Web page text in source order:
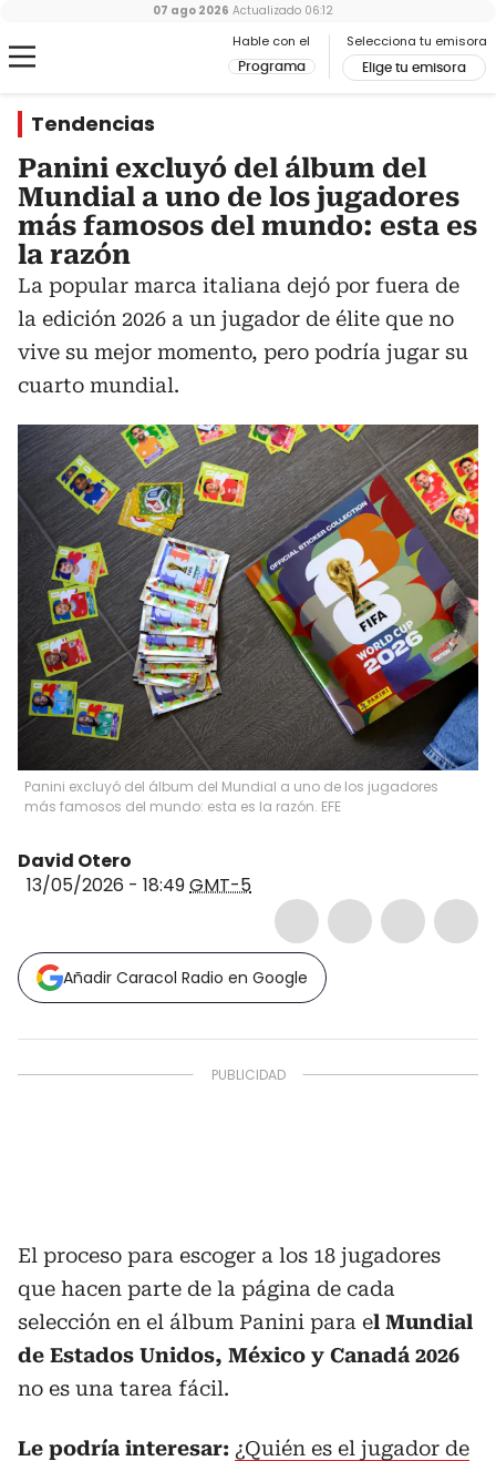
Hable con el
Programa
Selecciona tu emisora
Elige tu emisora
07 ago 2026 Actualizado 06:12
Tendencias
Panini excluyó del álbum del
Mundial a uno de los jugadores
más famosos del mundo: esta es
la razón
La popular marca italiana dejó por fuera de
la edición 2026 a un jugador de élite que no
vive su mejor momento, pero podría jugar su
cuarto mundial.
Panini excluyó del álbum del Mundial a uno de los jugadores
más famosos del mundo: esta es la razón. EFE
David Otero
13/05/2026 - 18:49GMT-5
Añadir Caracol Radio en Google
El proceso para escoger a los 18 jugadores
que hacen parte de la página de cada
selección en el álbum Panini para el Mundial
de Estados Unidos, México y Canadá 2026
no es una tarea fácil.
Le podría interesar: ¿Quién es el jugador de